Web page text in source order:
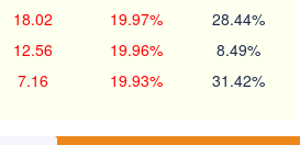
18.02 19.97% 28.44%
12.56 19.96% 8.49%
7.16 19.93% 31.42%